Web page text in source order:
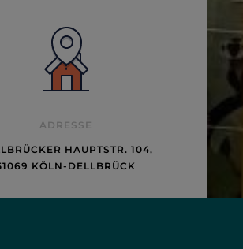
ADRESSE
HAUPTSTR. 104,
KÖLN-DELLBRÜCK